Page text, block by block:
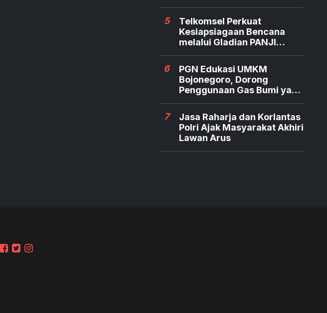
5
Telkomsel Perkuat
Kesiapsiagaan Bencana
melalui Gladian PANJI
6
PGN Edukasi UMKM
Bojonegoro, Dorong
Penggunaan Gas Bumi yang
7
Jasa Raharja dan Korlantas
Polri Ajak Masyarakat Akhiri
Lawan Arus